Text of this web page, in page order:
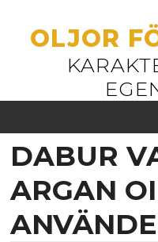
OLJOR
DABUR
ARGAN